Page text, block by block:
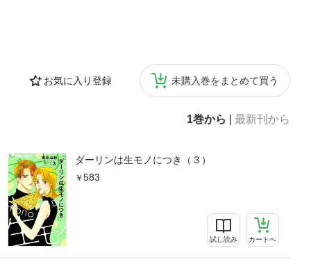
お気に入り登録 未購入巻をまとめて買う
1巻から 最新刊から
ダーリンは生モノにつき（３）
583
試し読み カートへ